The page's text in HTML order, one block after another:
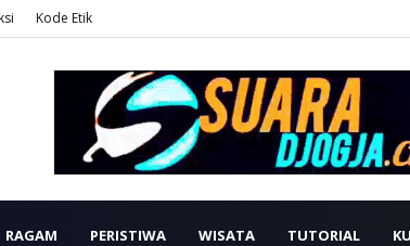
Kode Etik
RAGAM PERISTIWA WISATA TUTORIAL